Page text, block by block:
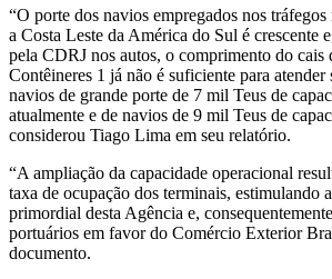
“O porte dos navios empregados nos
a Costa Leste da América do Sul é crescente
pela CDRJ nos autos, o comprimento do cais
Contêineres 1 já não é suficiente para atender
navios de grande porte de 7 mil Teus de
atualmente e de navios de 9 mil Teus de
considerou Tiago Lima em seu relatório.
“A ampliação da capacidade operacional
taxa de ocupação dos terminais, estimulando
primordial desta Agência e,
portuários em favor do Comércio Exterior
documento.